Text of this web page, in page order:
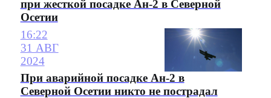
при жесткой посадке Ан-2 в Северной
Осетии
16:22
31 АВГ
2024
При аварийной посадке Ан-2 в
Северной Осетии никто не пострадал